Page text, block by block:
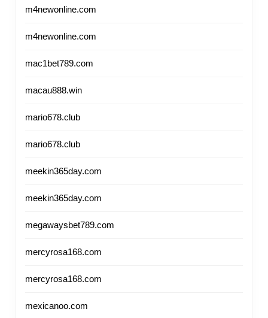
m4newonline.com
m4newonline.com
mac1bet789.com
macau888.win
mario678.club
mario678.club
meekin365day.com
meekin365day.com
megawaysbet789.com
mercyrosa168.com
mercyrosa168.com
mexicanoo.com